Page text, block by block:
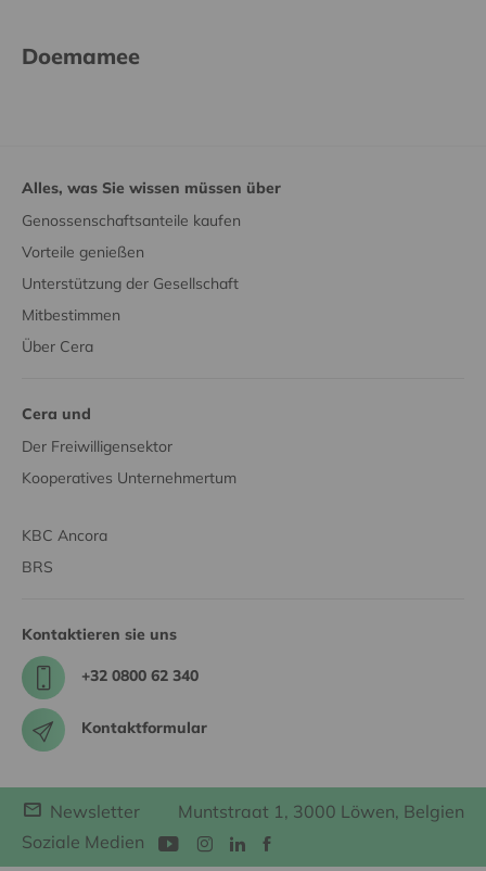
Doemamee
Alles, was Sie wissen müssen über
Genossenschaftsanteile kaufen
Vorteile genießen
Unterstützung der Gesellschaft
Mitbestimmen
Über Cera
Cera und
Der Freiwilligensektor
Kooperatives Unternehmertum
KBC Ancora
BRS
Kontaktieren sie uns
+32 0800 62 340
Kontaktformular
Newsletter
Muntstraat 1, 3000 Löwen, Belgien
Soziale Medien